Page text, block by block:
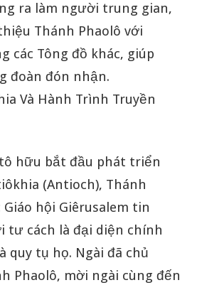
ra làm người trung gian,
Thánh Phaolô với
các Tông đồ khác, giúp
đoàn đón nhận.
Và Hành Trình Truyền
hữu bắt đầu phát triển
(Antioch), Thánh
hội Giêrusalem tin
tư cách là đại diện chính
quy tụ họ. Ngài đã chủ
Phaolô, mời ngài cùng đến